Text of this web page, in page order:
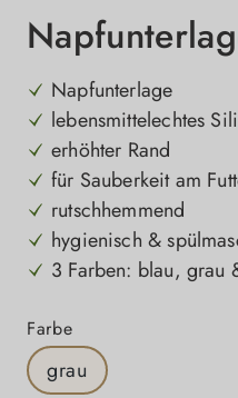
Napfunterlage
lebensmittelechtes
erhöhter Rand
für Sauberkeit am
rutschhemmend
hygienisch &
3 Farben: blau, grau
Farbeauswählen
grau